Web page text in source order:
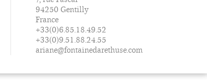
94250 Gentilly
France
+33(0)6.85.18.49.52
+33(0)9.51.88.24.55
ariane@fontainedarethuse.com